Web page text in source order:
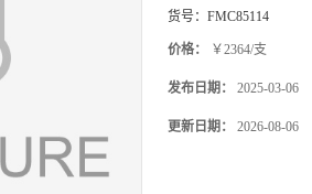
货号： FMC85114
价格： ￥2364/支
发布日期： 2025-03-06
更新日期： 2026-08-06